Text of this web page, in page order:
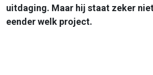
uitdaging. Maar hij staat zeker
eender welk project.